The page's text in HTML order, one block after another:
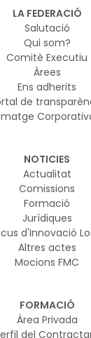
models
segura
LA FEDERACIÓ
Salutació
Qui som?
Comitè Executiu
Àrees
Ens adherits
de
NOTICIES
Actualitat
Comissions
Formació
Jurídiques
d'Innovació
Altres actes
Mocions FMC
FORMACIÓ
Àrea Privada
del